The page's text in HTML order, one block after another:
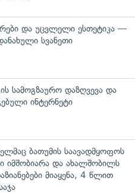
და უცვლელი ესთეტიკა —
სვანეთი
სამოგზაურო დაზღვევა და
ინტერნეტი
ბათუმის საავადმყოფოს
იმშობიარა და ახალშობილს
მიაყენა, 4 წლით